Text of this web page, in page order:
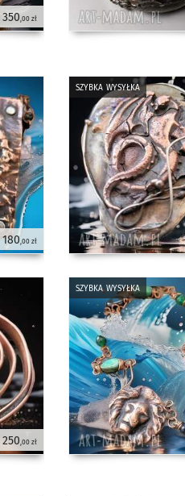
350,00 zł
180,00 zł
szybka wysyłka
250,00 zł
szybka wysyłka